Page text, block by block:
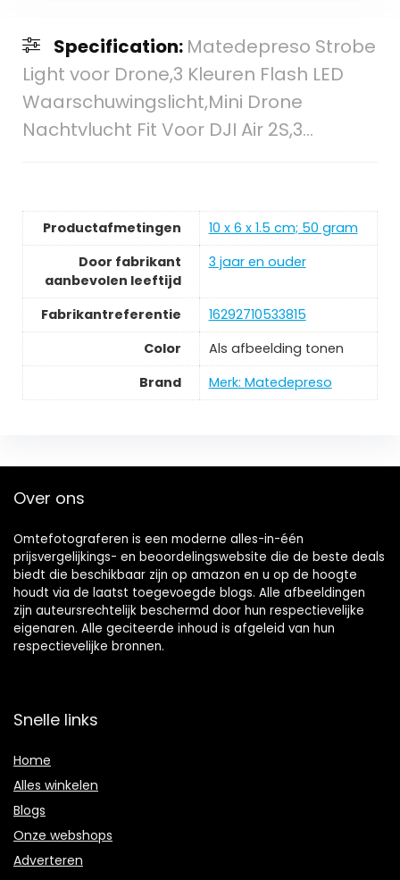
Specification: Matedepreso Strobe
Light voor Drone,3 Kleuren Flash LED
Waarschuwingslicht,Mini Drone
Nachtvlucht Fit Voor DJI Air 2S,3…
Productafmetingen
‎10 x 6 x 1.5 cm; 50 gram
Door fabrikant
aanbevolen leeftijd
‎3 jaar en ouder
Fabrikantreferentie
‎16292710533815
Color
‎Als afbeelding tonen
Brand
Merk: Matedepreso
Over ons
Omtefotograferen is een moderne alles-in-één
prijsvergelijkings- en beoordelingswebsite die de beste deals
biedt die beschikbaar zijn op amazon en u op de hoogte
houdt via de laatst toegevoegde blogs. Alle afbeeldingen
zijn auteursrechtelijk beschermd door hun respectievelijke
eigenaren. Alle geciteerde inhoud is afgeleid van hun
respectievelijke bronnen.
Snelle links
Home
Alles winkelen
Blogs
Onze webshops
Adverteren